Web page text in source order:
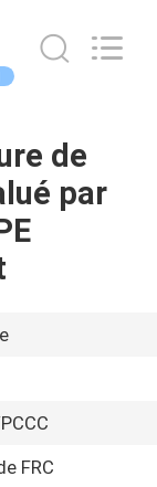
de
par
FRC